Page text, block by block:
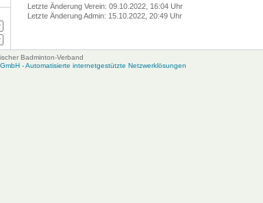
Letzte Änderung Verein: 09.10.2022, 16:04 Uhr
Letzte Änderung Admin: 15.10.2022, 20:49 Uhr
Badminton-Verband
- Automatisierte internetgestützte Netzwerklösungen